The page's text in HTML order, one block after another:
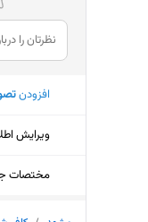
افزودن
ویرایش
مختصات